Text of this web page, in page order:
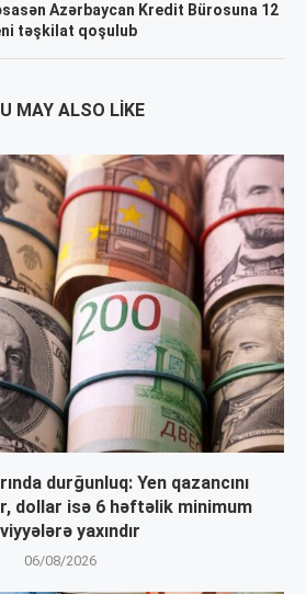
Azərbaycan Kredit Bürosuna 12
təşkilat qoşulub
MAY ALSO LIKE
durğunluq: Yen qazancını
dollar isə 6 həftəlik minimum
yaxındır
06/08/2026